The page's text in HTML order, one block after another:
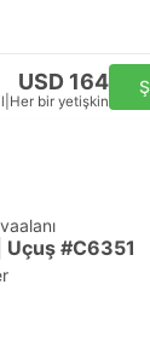
USD 164
Her bir yetişkin
Uçuş #C6351